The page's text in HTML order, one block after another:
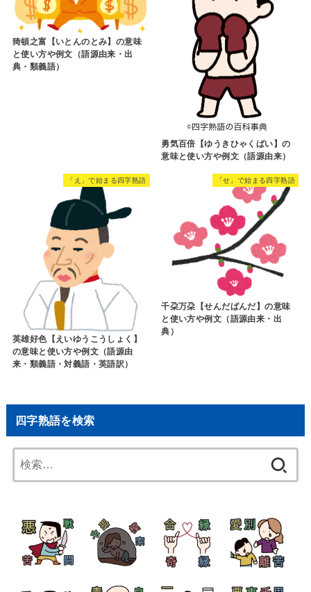
猗頓之富【いとんのとみ】の意味
と使い方や例文（語源由来・出
典・類義語）
勇気百倍【ゆうきひゃくばい】の
意味と使い方や例文（語源由来）
「え」で始まる四字熟語
英雄好色【えいゆうこうしょく】
の意味と使い方や例文（語源由
来・類義語・対義語・英語訳）
「せ」で始まる四字熟語
千朶万朶【せんだばんだ】の意味
と使い方や例文（語源由来・出
典）
四字熟語を検索
索: